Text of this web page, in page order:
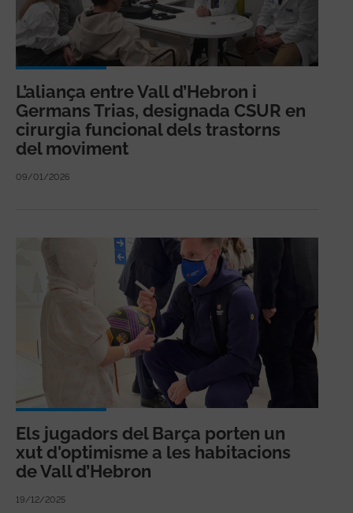
L’aliança entre Vall d’Hebron i
Germans Trias, designada CSUR en
cirurgia funcional dels trastorns
del moviment
09/01/2026
Els jugadors del Barça porten un
xut d'optimisme a les habitacions
de Vall d’Hebron
19/12/2025